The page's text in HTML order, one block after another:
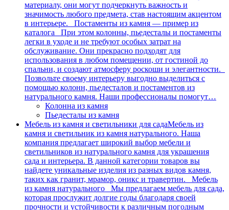
материалу, они могут подчеркнуть важность и
значимость любого предмета, став настоящим акцентом
в интерьере. Постаменты из камня — пример из
каталога При этом колонны, пьедесталы и постаменты
легки в уходе и не требуют особых затрат на
обслуживание. Они прекрасно подходят для
использования в любом помещении, от гостиной до
спальни, и создают атмосферу роскоши и элегантности.
Позвольте своему интерьеру выгодно выделиться с
помощью колонн, пьедесталов и постаментов из
натурального камня. Наши профессионалы помогут…
Колонна из камня
Пьедесталы из камня
Мебель из камня и светильники для садаМебель из
камня и светильник из камня натурального. Наша
компания предлагает широкий выбор мебели и
светильников из натурального камня для украшения
сада и интерьера. В данной категории товаров вы
найдете уникальные изделия из разных видов камня,
таких как гранит, мрамор, оникс и травертин. Мебель
из камня натурального Мы предлагаем мебель для сада,
которая прослужит долгие годы благодаря своей
прочности и устойчивости к различным погодным